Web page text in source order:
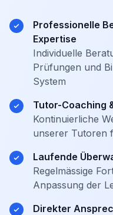
Professionelle
Expertise
Individuelle
Prüfungen und
System
Tutor-Coaching
Kontinuierliche
unserer Tutoren
Laufende
Regelmässige
Anpassung der
Direkter